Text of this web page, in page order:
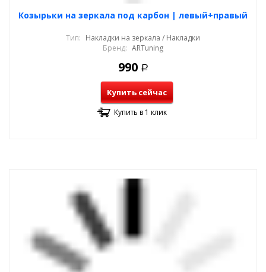
Козырьки на зеркала под карбон | левый+правый
Тип: Накладки на зеркала / Накладки
Бренд: ARTuning
990 Р
Купить сейчас
Купить в 1 клик